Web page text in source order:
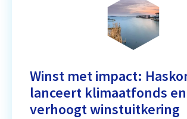
Winst met impact:
lanceert klimaatfonds en
verhoogt winstuitkering